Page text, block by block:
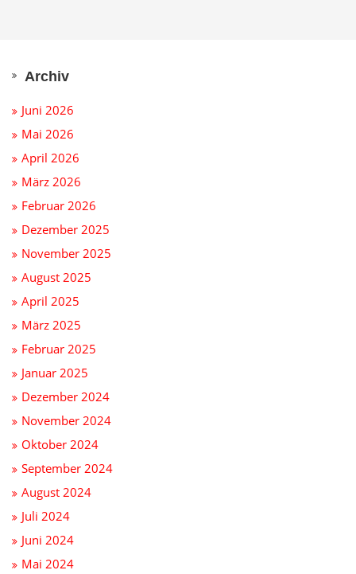
Archiv
Juni 2026
Mai 2026
April 2026
März 2026
Februar 2026
Dezember 2025
November 2025
August 2025
April 2025
März 2025
Februar 2025
Januar 2025
Dezember 2024
November 2024
Oktober 2024
September 2024
August 2024
Juli 2024
Juni 2024
Mai 2024